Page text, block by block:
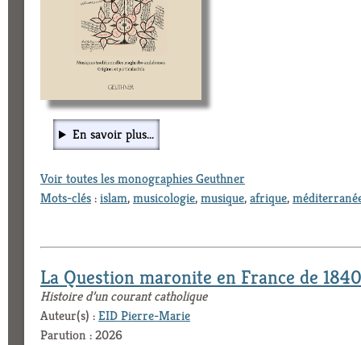
En savoir plus...
Voir toutes les monographies Geuthner
Mots-clés:islam,musicologie,musique,afrique,
La Question maronite en France de
Histoire d’un courant catholique
Auteur(s) :EID Pierre-Marie
Parution : 2026